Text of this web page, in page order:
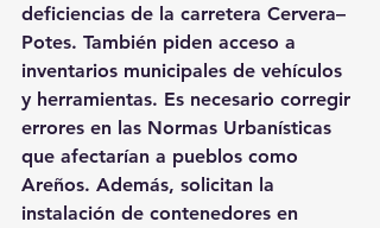
deficiencias de la carretera Cervera–
Potes. También piden acceso a
inventarios municipales de vehículos
y herramientas. Es necesario corregir
errores en las Normas Urbanísticas
que afectarían a pueblos como
Areños. Además, solicitan la
instalación de contenedores en